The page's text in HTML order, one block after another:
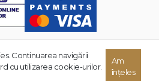
de nevoie?
TREI. Toate drepturile rezervate.
Continuarea navigării
cu utilizarea cookie-urilor.
Am
înțeles